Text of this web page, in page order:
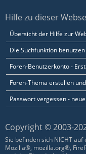
Hilfe zu dieser
Übersicht der Hilfe zur
Die Suchfunktion benutzen
Foren-Benutzerkonto -
Foren-Thema erstellen
Passwort vergessen -
Copyright © 2003-
Sie befinden sich NICHT
Mozilla®, mozilla.org®,